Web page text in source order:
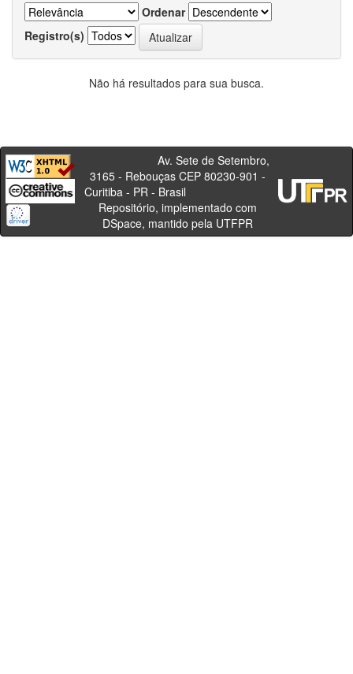
Ordenar
Registro(s)
Não há resultados para sua busca.
Av. Sete de Setembro,
3165 - Rebouças CEP 80230-901 -
Curitiba - PR - Brasil
Repositório, implementado com
DSpace, mantido pela UTFPR